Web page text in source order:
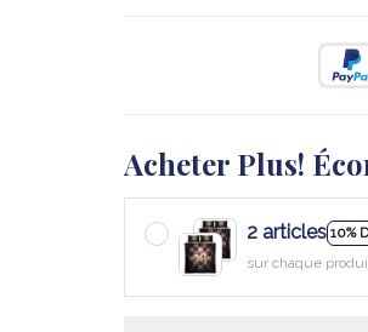
Acheter Plus!
2 articles 10%
sur chaque